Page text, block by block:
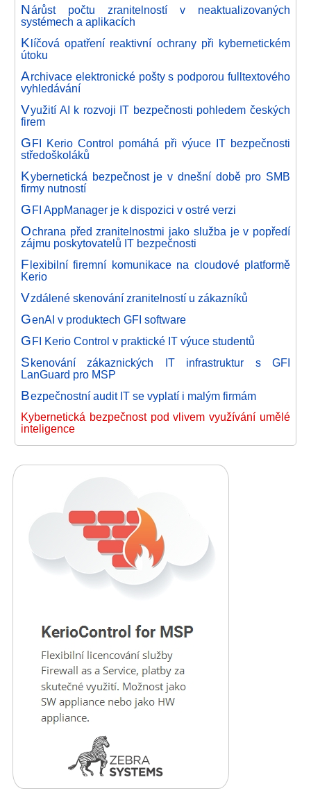
Nárůst počtu zranitelností v neaktualizovaných
systémech a aplikacích
Klíčová opatření reaktivní ochrany při kybernetickém
útoku
Archivace elektronické pošty s podporou fulltextového
vyhledávání
Využití AI k rozvoji IT bezpečnosti pohledem českých
firem
GFI Kerio Control pomáhá při výuce IT bezpečnosti
středoškoláků
Kybernetická bezpečnost je v dnešní době pro SMB
firmy nutností
GFI AppManager je k dispozici v ostré verzi
Ochrana před zranitelnostmi jako služba je v popředí
zájmu poskytovatelů IT bezpečnosti
Flexibilní firemní komunikace na cloudové platformě
Kerio
Vzdálené skenování zranitelností u zákazníků
GenAI v produktech GFI software
GFI Kerio Control v praktické IT výuce studentů
Skenování zákaznických IT infrastruktur s GFI
LanGuard pro MSP
Bezpečnostní audit IT se vyplatí i malým firmám
Kybernetická bezpečnost pod vlivem využívání umělé
inteligence